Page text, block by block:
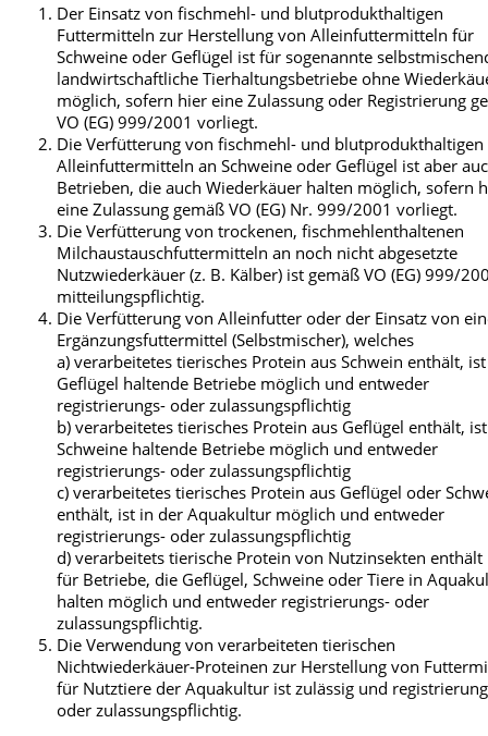
Der Einsatz von fischmehl- und blutprodukthaltigen
Futtermitteln zur Herstellung von Alleinfuttermitteln für
Schweine oder Geflügel ist für sogenannte
landwirtschaftliche Tierhaltungsbetriebe ohne
möglich, sofern hier eine Zulassung oder Registrierung
VO (EG) 999/2001 vorliegt.
Die Verfütterung von fischmehl- und blutprodukthaltigen
Alleinfuttermitteln an Schweine oder Geflügel ist aber
Betrieben, die auch Wiederkäuer halten möglich, sofern
eine Zulassung gemäß VO (EG) Nr. 999/2001 vorliegt.
Die Verfütterung von trockenen, fischmehlenthaltenen
Milchaustauschfuttermitteln an noch nicht abgesetzte
Nutzwiederkäuer (z. B. Kälber) ist gemäß VO (EG) 999/
mitteilungspflichtig.
Die Verfütterung von Alleinfutter oder der Einsatz von
Ergänzungsfuttermittel (Selbstmischer), welches
a) verarbeitetes tierisches Protein aus Schwein enthält,
Geflügel haltende Betriebe möglich und entweder
registrierungs- oder zulassungspflichtig
b) verarbeitetes tierisches Protein aus Geflügel enthält,
Schweine haltende Betriebe möglich und entweder
registrierungs- oder zulassungspflichtig
c) verarbeitetes tierisches Protein aus Geflügel oder
enthält, ist in der Aquakultur möglich und entweder
registrierungs- oder zulassungspflichtig
d) verarbeitets tierische Protein von Nutzinsekten enthält
für Betriebe, die Geflügel, Schweine oder Tiere in
halten möglich und entweder registrierungs- oder
zulassungspflichtig.
Die Verwendung von verarbeiteten tierischen
Nichtwiederkäuer-Proteinen zur Herstellung von
für Nutztiere der Aquakultur ist zulässig und
oder zulassungspflichtig.